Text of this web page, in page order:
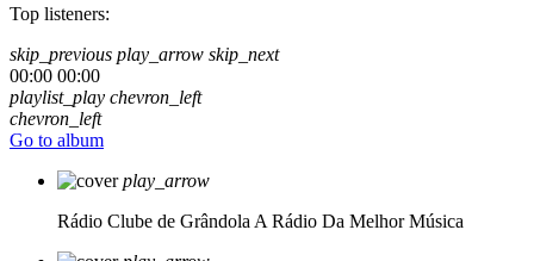
Top listeners:
skip_previous play_arrow skip_next
00:00 00:00
playlist_play chevron_left
chevron_left
Go to album
play_arrow
Rádio Clube de Grândola A Rádio Da Melhor Música